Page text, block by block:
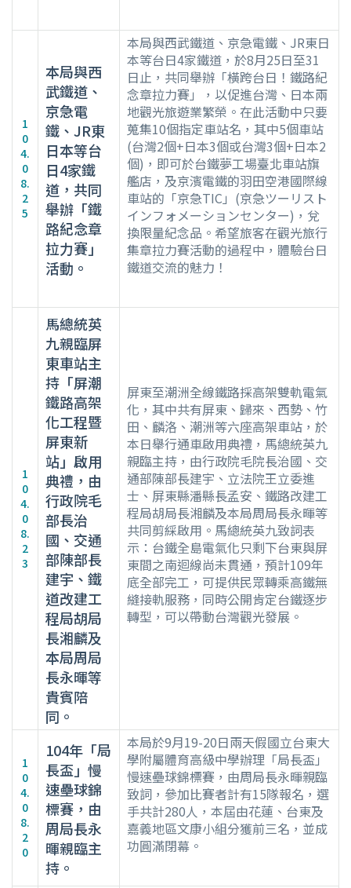
1
0
4.
0
8.
2
5
本局與西
武鐵道、
京急電
鐵、JR東
日本等台
日4家鐵
道，共同
舉辦「鐵
路紀念章
拉力賽」
活動。
本局與西武鐵道、京急電鐵、JR東日
本等台日4家鐵道，於8月25日至31
日止，共同舉辦「橫跨台日！鐵路紀
念章拉力賽」，以促進台灣、日本兩
地觀光旅遊業繁榮。在此活動中只要
蒐集10個指定車站名，其中5個車站
(台灣2個+日本3個或台灣3個+日本2
個)，即可於台鐵夢工場臺北車站旗
艦店，及京濱電鐵的羽田空港國際線
車站的「京急TIC」(京急ツーリスト
インフォメーションセンター)，兌
換限量紀念品。希望旅客在觀光旅行
集章拉力賽活動的過程中，體驗台日
鐵道交流的魅力！
1
0
4.
0
8.
2
3
馬總統英
九親臨屏
東車站主
持「屏潮
鐵路高架
化工程暨
屏東新
站」啟用
典禮，由
行政院毛
部長治
國、交通
部陳部長
建宇、鐵
道改建工
程局胡局
長湘麟及
本局周局
長永暉等
貴賓陪
同。
屏東至潮洲全線鐵路採高架雙軌電氣
化，其中共有屏東、歸來、西勢、竹
田、麟洛、潮洲等六座高架車站，於
本日舉行通車啟用典禮，馬總統英九
親臨主持，由行政院毛院長治國、交
通部陳部長建宇、立法院王立委進
士、屏東縣潘縣長孟安、鐵路改建工
程局胡局長湘麟及本局周局長永暉等
共同剪綵啟用。馬總統英九致詞表
示：台鐵全島電氣化只剩下台東與屏
東間之南迴線尚未貫通，預計109年
底全部完工，可提供民眾轉乘高鐵無
縫接軌服務，同時公開肯定台鐵逐步
轉型，可以帶動台灣觀光發展。
1
0
4.
0
8.
2
0
104年「局
長盃」慢
速壘球錦
標賽，由
周局長永
暉親臨主
持。
本局於9月19-20日兩天假國立台東大
學附屬體育高級中學辦理「局長盃」
慢速壘球錦標賽，由周局長永暉親臨
致詞，參加比賽者計有15隊報名，選
手共計280人，本屆由花蓮、台東及
嘉義地區文康小組分獲前三名，並成
功圓滿閉幕。